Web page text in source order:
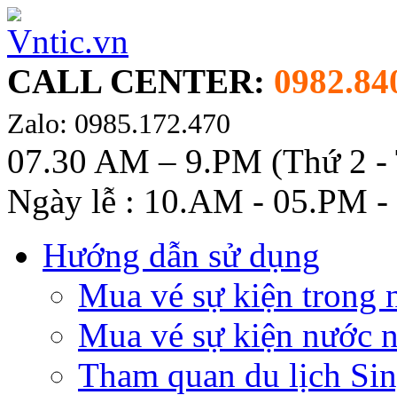
CALL CENTER:
Zalo: 0985.172.470
07.30 AM – 9.PM (Thứ 2 -
Ngày lễ : 10.AM - 05.PM -
Hướng dẫn sử dụng
Mua vé sự kiện trong
Mua vé sự kiện nước
Tham quan du lịch